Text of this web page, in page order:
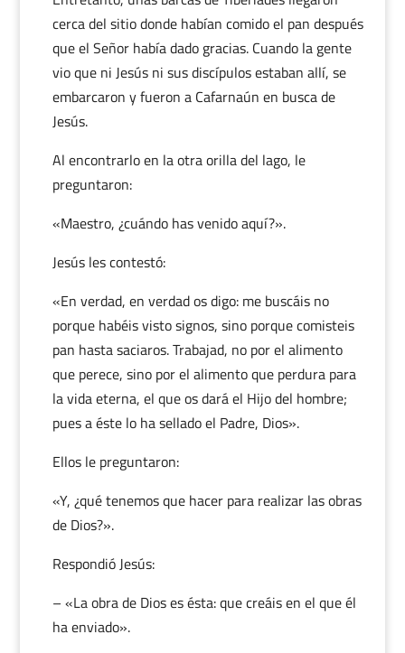
cerca del sitio donde habían comido el pan después
que el Señor había dado gracias. Cuando la gente
vio que ni Jesús ni sus discípulos estaban allí, se
embarcaron y fueron a Cafarnaún en busca de
Jesús.
Al encontrarlo en la otra orilla del lago, le
preguntaron:
«Maestro, ¿cuándo has venido aquí?».
Jesús les contestó:
«En verdad, en verdad os digo: me buscáis no
porque habéis visto signos, sino porque comisteis
pan hasta saciaros. Trabajad, no por el alimento
que perece, sino por el alimento que perdura para
la vida eterna, el que os dará el Hijo del hombre;
pues a éste lo ha sellado el Padre, Dios».
Ellos le preguntaron:
«Y, ¿qué tenemos que hacer para realizar las obras
de Dios?».
Respondió Jesús:
– «La obra de Dios es ésta: que creáis en el que él
ha enviado».